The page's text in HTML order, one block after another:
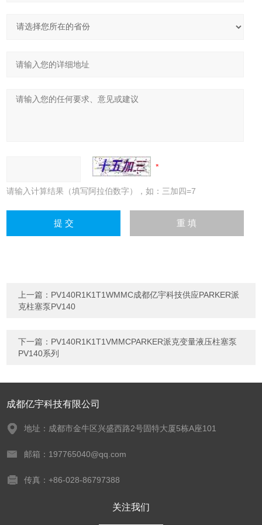
请输入计算结果（填写阿拉伯数字），如：三加四=7
上一篇： PV140R1K1T1WMMC成都亿宇科技供应PARKER派
克柱塞泵PV140
下一篇： PV140R1K1T1VMMCPARKER派克变量液压柱塞泵
PV140系列
成都亿宇科技有限公司
地址：成都市金牛区兴盛西路2号固特大厦5栋A座101
邮箱：197765040@qq.com
传真：+86-028-86797388
关注我们